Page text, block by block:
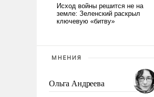
МНЕНИЯ
Ольга Андреева